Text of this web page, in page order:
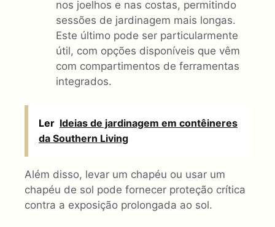
nos joelhos e nas costas, permitindo
sessões de jardinagem mais longas.
Este último pode ser particularmente
útil, com opções disponíveis que vêm
com compartimentos de ferramentas
integrados.
Ler Ideias de jardinagem em contêineres
da Southern Living
Além disso, levar um chapéu ou usar um
chapéu de sol pode fornecer proteção crítica
contra a exposição prolongada ao sol.